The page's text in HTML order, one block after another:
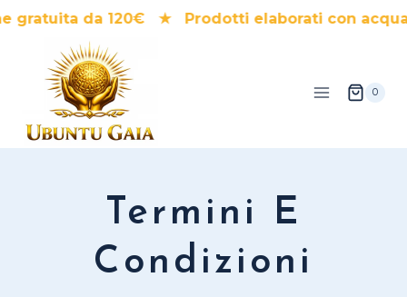
contenuto
da 120€ ★ Prodotti elaborati con acqua
0
Termini E
Condizioni